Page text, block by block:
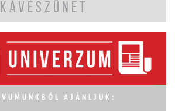
KÁVÉSZÜNET
AJÁNLJUK: